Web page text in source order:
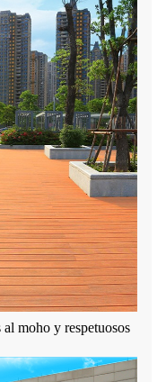
al moho y respetuosos